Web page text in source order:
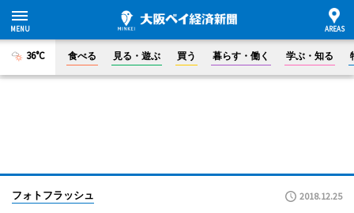
36°C 食べる 見る・遊ぶ 買う 暮らす・働く 学ぶ・知る
フォトフラッシュ 2018.12.25